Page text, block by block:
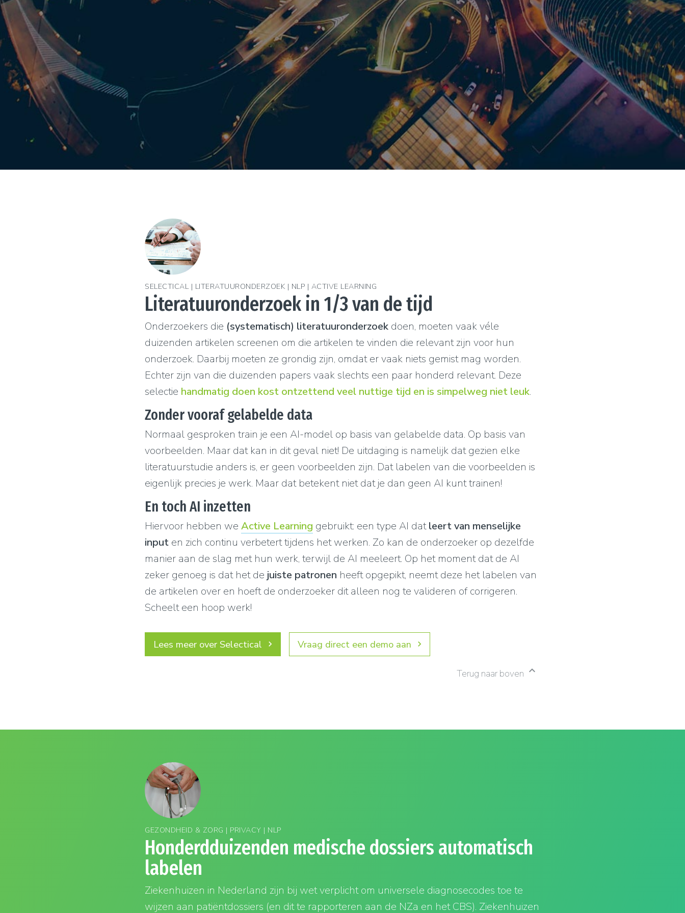
SELECTICAL | LITERATUURONDERZOEK | NLP | ACTIVE LEARNING
Literatuuronderzoek in 1/3 van de tijd
Onderzoekers die (systematisch) literatuuronderzoek doen, moeten vaak véle
duizenden artikelen screenen om die artikelen te vinden die relevant zijn voor hun
onderzoek. Daarbij moeten ze grondig zijn, omdat er vaak niets gemist mag worden.
Echter zijn van die duizenden papers vaak slechts een paar honderd relevant. Deze
selectie handmatig doen kost ontzettend veel nuttige tijd en is simpelweg niet leuk.
Zonder vooraf gelabelde data
Normaal gesproken train je een AI-model op basis van gelabelde data. Op basis van
voorbeelden. Maar dat kan in dit geval niet! De uitdaging is namelijk dat gezien elke
literatuurstudie anders is, er geen voorbeelden zijn. Dat labelen van die voorbeelden is
eigenlijk precies je werk. Maar dat betekent niet dat je dan geen AI kunt trainen!
En toch AI inzetten
Hiervoor hebben we Active Learning gebruikt: een type AI datleert van menselijke
input en zich continu verbetert tijdens het werken. Zo kan de onderzoeker op dezelfde
manier aan de slag met hun werk, terwijl de AI meeleert. Op het moment dat de AI
zeker genoeg is dat het de juiste patronen heeft opgepikt, neemt deze het labelen van
de artikelen over en hoeft de onderzoeker dit alleen nog te valideren of corrigeren.
Scheelt een hoop werk!
Lees meer over Selectical keyboard_arrow_right Vraag direct een demo aan keyboard_arrow_right
Terug naar boven chevron_right
GEZONDHEID & ZORG | PRIVACY | NLP
Honderdduizenden medische dossiers automatisch
labelen
Ziekenhuizen in Nederland zijn bij wet verplicht om universele diagnosecodes toe te
wijzen aan patiëntdossiers (en dit te rapporteren aan de NZa en het CBS). Ziekenhuizen